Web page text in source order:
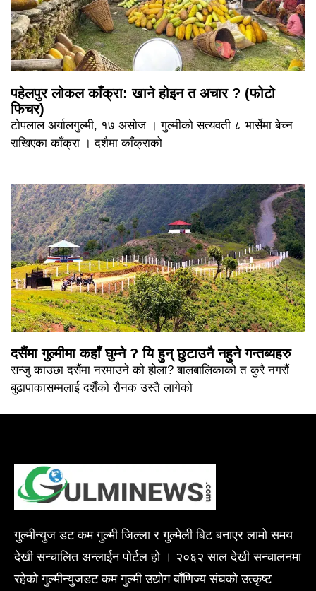
पहेलपुर लोकल काँक्रा: खाने होइन त अचार ? (फोटो
फिचर)
टोपलाल अर्यालगुल्मी, १७ असोज । गुल्मीको सत्यवती ८ भार्सेमा बेच्न
राखिएका काँक्रा । दशैमा काँक्राको
दसैंमा गुल्मीमा कहाँ घुम्ने ? यि हुन् छुटाउनै नहुने गन्तब्यहरु
सन्जु काउछा दसैंमा नरमाउने को होला? बालबालिकाको त कुरै नगरौं
बुढापाकासम्मलाई दशैँको रौनक उस्तै लागेको
गुल्मीन्युज डट कम गुल्मी जिल्ला र गुल्मेली बिट बनाएर लामो समय
देखी सन्चालित अन्लाईन पोर्टल हो । २०६२ साल देखी सन्चालनमा
रहेको गुल्मीन्युजडट कम गुल्मी उद्योग बाँणिज्य संघको उत्कृष्ट